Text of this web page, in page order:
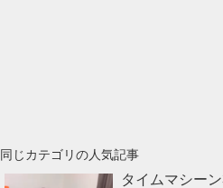
同じカテゴリの人気記事
タイムマシー